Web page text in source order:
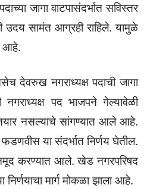
जागा वाटपासंदर्भात सविस्तर
उदय सामंत आग्रही राहिले. यामुळे
आहे.
देवरुख नगराध्यक्ष पदाची जागा
नगराध्यक्ष पद भाजपने गेल्यावेळी
नसल्याचे सांगण्यात आले आहे.
या संदर्भात निर्णय घेतील.
करण्यात आले. खेड नगरपरिषद
मार्ग मोकळा झाला आहे.